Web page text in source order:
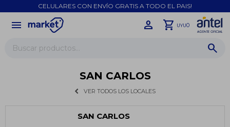
CELULARES CON ENVÍO GRATIS A TODO EL PAIS!
menu UYU0
SAN CARLOS
VER TODOS LOS LOCALES
SAN CARLOS
close